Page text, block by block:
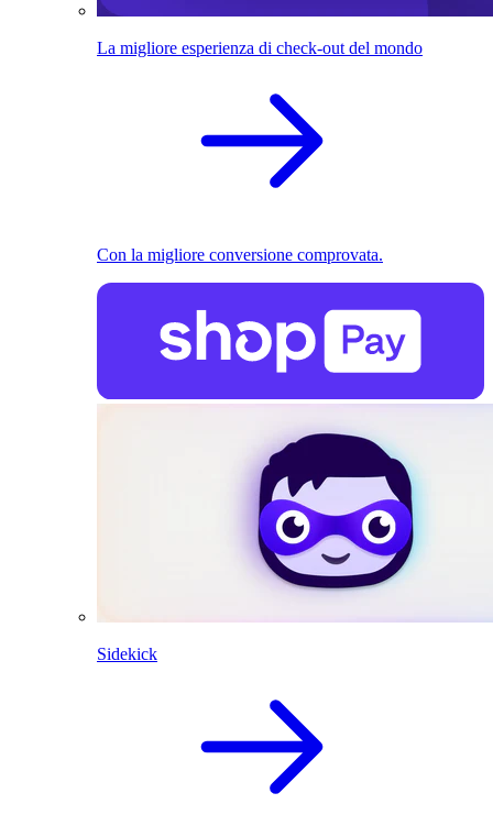
La migliore esperienza di check-out del mondo
Con la migliore conversione comprovata.
Sidekick